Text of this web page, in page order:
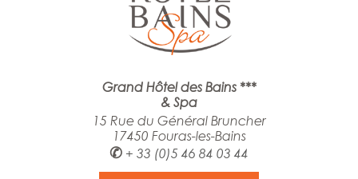
Grand Hôtel des Bains ***
& Spa
15 Rue du Général Bruncher
17450 Fouras-les-Bains
✆ + 33 (0)5 46 84 03 44